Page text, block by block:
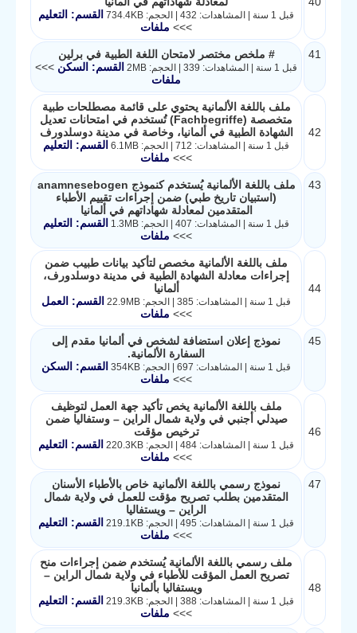
قبل 1 سنة | المشاهدات: 432 | الحجم: 734.4KB
القسم: التعليم
>>> ملفات
41 # ملخص مختصر لامتحان اللغة الطبية في برلين
قبل 1 سنة | المشاهدات: 339 | الحجم: 2MB القسم: السكن >>>
ملفات
42
ملف باللغة الألمانية يحتوي على قائمة مصطلحات طبية
متخصصة (Fachbegriffe) تُستخدم في امتحانات تعديل
الشهادة الطبية في ألمانيا، وخاصة في مدينة دوسلدورف
قبل 1 سنة | المشاهدات: 712 | الحجم: 6.1MB
القسم: التعليم
>>> ملفات
43
ملف باللغة الألمانية يُستخدم كنموذج anamnesebogen
(استبيان تاريخ طبي) ضمن إجراءات تقييم الأطباء
المتقدمين لمعادلة شهاداتهم في ألمانيا
قبل 1 سنة | المشاهدات: 407 | الحجم: 1.3MB
القسم: التعليم
>>> ملفات
44
ملف باللغة الألمانية مخصص لتأكيد بيانات طبيب ضمن
إجراءات معادلة الشهادة الطبية في مدينة دوسلدورف،
ألمانيا
قبل 1 سنة | المشاهدات: 385 | الحجم: 22.9MB
القسم: العمل
>>> ملفات
45
نموذج إعلان استضافة لشخص في ألمانيا مقدم إلى
السفارة الألمانية.
قبل 1 سنة | المشاهدات: 697 | الحجم: 354KB
القسم: السكن
>>> ملفات
46
ملف باللغة الألمانية يخص تأكيد جهة العمل لتوظيف
صيدلي أجنبي في ولاية شمال الراين – وستفاليا ضمن
ترخيص مؤقت
قبل 1 سنة | المشاهدات: 484 | الحجم: 220.3KB
القسم: التعليم
>>> ملفات
47
نموذج رسمي باللغة الألمانية خاص بالأطباء الأسنان
المتقدمين بطلب تصريح مؤقت للعمل في ولاية شمال
الراين – ويستفاليا
قبل 1 سنة | المشاهدات: 495 | الحجم: 219.1KB
القسم: التعليم
>>> ملفات
48
ملف رسمي باللغة الألمانية يُستخدم ضمن إجراءات منح
تصريح العمل المؤقت للأطباء في ولاية شمال الراين –
ويستفاليا بألمانيا
قبل 1 سنة | المشاهدات: 388 | الحجم: 219.3KB
القسم: التعليم
>>> ملفات